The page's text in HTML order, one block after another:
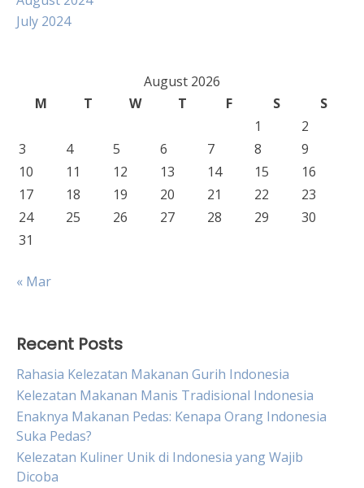
July 2024
August 2026
M
T W T F S
S
1
2
3
4 5 6 7 8
9
10
11 12 13 14 15
16
17
18 19 20 21 22
23
24
25 26 27 28 29
30
31
« Mar
Recent Posts
Rahasia Kelezatan Makanan Gurih Indonesia
Kelezatan Makanan Manis Tradisional Indonesia
Enaknya Makanan Pedas: Kenapa Orang Indonesia
Suka Pedas?
Kelezatan Kuliner Unik di Indonesia yang Wajib
Dicoba